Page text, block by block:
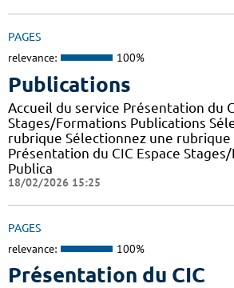
PAGES
relevance: 100%
Publications
Accueil du service Présentation du
Stages/Formations Publications
rubrique Sélectionnez une rubrique
Présentation du CIC Espace
Publica
18/02/2026 15:25
PAGES
relevance: 100%
Présentation du CIC